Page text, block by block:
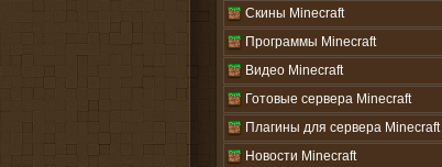
Скины Minecraft
Программы Minecraft
Видео Minecraft
Готовые сервера Minecraft
Плагины для сервера Minecraft
Новости Minecraft